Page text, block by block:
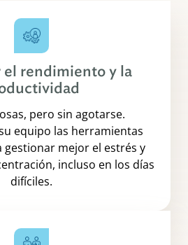
rendimiento y la
pero sin agotarse.
equipo las herramientas
gestionar mejor el estrés y
incluso en los días
difíciles.